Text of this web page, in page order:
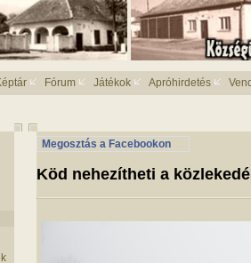
Fórum Játékok Apróhirdetés
Megosztás a Facebookon
Köd nehezítheti a